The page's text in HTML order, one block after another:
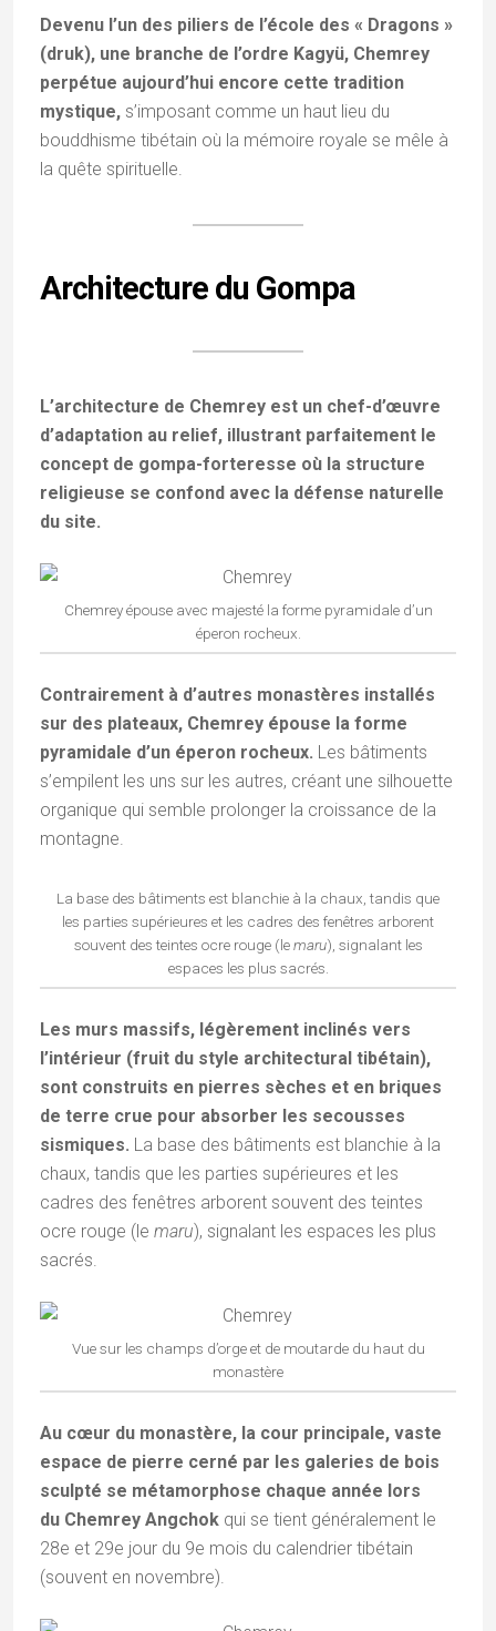
Devenu l’un des piliers de l’école des « Dragons »
(druk), une branche de l’ordre Kagyü, Chemrey
perpétue aujourd’hui encore cette tradition
mystique, s’imposant comme un haut lieu du
bouddhisme tibétain où la mémoire royale se mêle à
la quête spirituelle.
Architecture du Gompa
L’architecture de Chemrey est un chef-d’œuvre
d’adaptation au relief, illustrant parfaitement le
concept de gompa-forteresse où la structure
religieuse se confond avec la défense naturelle
du site.
Chemrey épouse avec majesté la forme pyramidale d’un
éperon rocheux.
Contrairement à d’autres monastères installés
sur des plateaux, Chemrey épouse la forme
pyramidale d’un éperon rocheux. Les bâtiments
s’empilent les uns sur les autres, créant une silhouette
organique qui semble prolonger la croissance de la
montagne.
La base des bâtiments est blanchie à la chaux, tandis que
les parties supérieures et les cadres des fenêtres arborent
souvent des teintes ocre rouge (lemaru), signalant les
espaces les plus sacrés.
Les murs massifs, légèrement inclinés vers
l’intérieur (fruit du style architectural tibétain),
sont construits en pierres sèches et en briques
de terre crue pour absorber les secousses
sismiques. La base des bâtiments est blanchie à la
chaux, tandis que les parties supérieures et les
cadres des fenêtres arborent souvent des teintes
ocre rouge (le maru), signalant les espaces les plus
sacrés.
Vue sur les champs d’orge et de moutarde du haut du
monastère
Au cœur du monastère, la cour principale, vaste
espace de pierre cerné par les galeries de bois
sculpté se métamorphose chaque année lors
du Chemrey Angchok qui se tient généralement le
28e et 29e jour du 9e mois du calendrier tibétain
(souvent en novembre).